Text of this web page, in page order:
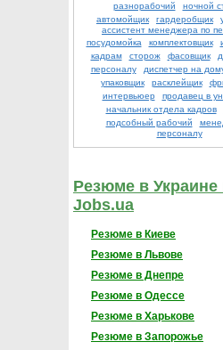
разнорабочий
ночной
автомойщик
гардеробщик
ассистент менеджера по
посудомойка
комплектовщик
кадрам
сторож фасовщик
персоналу
диспетчер на
упаковщик
расклейщик
интервьюер
продавец в
начальник отдела кадров
подсобный рабочий
персоналу
Резюме в Украине
Jobs.ua
Резюме в Киеве
Резюме в Львове
Резюме в Днепре
Резюме в Одессе
Резюме в Харькове
Резюме в Запорожье